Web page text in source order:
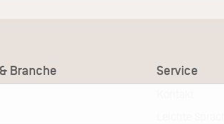
Branche Service